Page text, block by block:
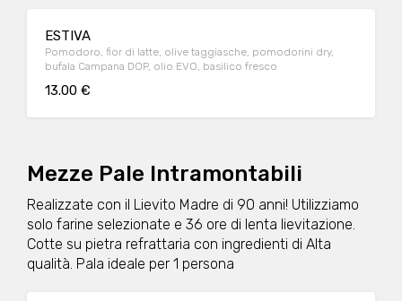
ESTIVA
Pomodoro, fior di latte, olive taggiasche, pomodorini dry,
bufala Campana DOP, olio EVO, basilico fresco
13.00 €
Mezze Pale Intramontabili
Realizzate con il Lievito Madre di 90 anni! Utilizziamo
solo farine selezionate e 36 ore di lenta lievitazione.
Cotte su pietra refrattaria con ingredienti di Alta
qualità. Pala ideale per 1 persona